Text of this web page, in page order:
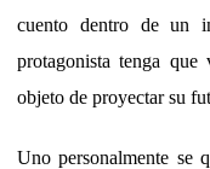
cuento dentro de un
protagonista tenga que
objeto de proyectar su
Uno personalmente se